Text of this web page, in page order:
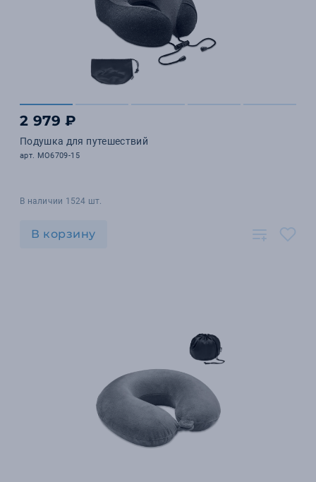
2 979 ₽
Подушка для путешествий
арт. MO6709-15
В наличии 1524 шт.
В корзину